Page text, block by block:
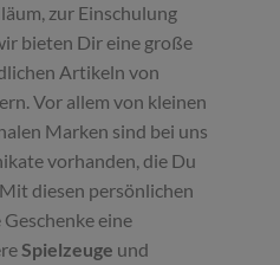
zur Einschulung
bieten Dir eine große
Artikeln von
Vor allem von kleinen
Marken sind bei uns
vorhanden, die Du
diesen persönlichen
eine
Spielzeuge und